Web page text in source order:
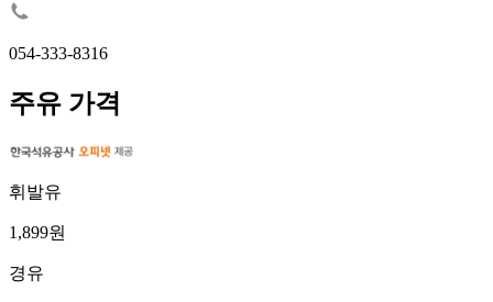
054-333-8316
주유 가격
휘발유
1,899원
경유